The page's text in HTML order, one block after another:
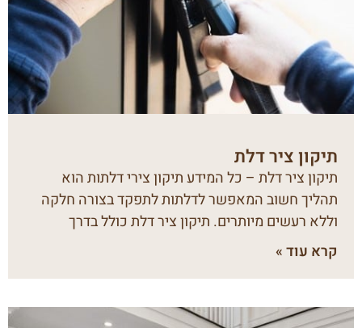
תיקון ציר דלת
תיקון ציר דלת – כל המידע תיקון צירי דלתות הוא
תהליך חשוב המאפשר לדלתות לתפקד בצורה חלקה
וללא רעשים מיותרים. תיקון ציר דלת כולל בדרך
קרא עוד »